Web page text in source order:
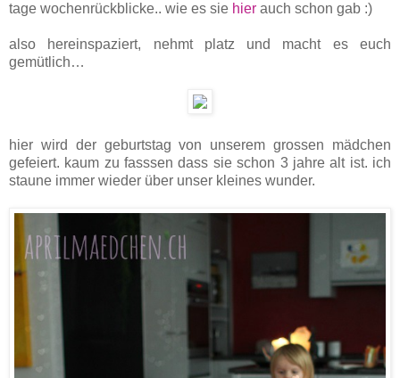
tage wochenrückblicke.. wie es sie hier auch schon gab :)
also hereinspaziert, nehmt platz und macht es euch
gemütlich…
hier wird der geburtstag von unserem grossen mädchen
gefeiert. kaum zu fasssen dass sie schon 3 jahre alt ist. ich
staune immer wieder über unser kleines wunder.